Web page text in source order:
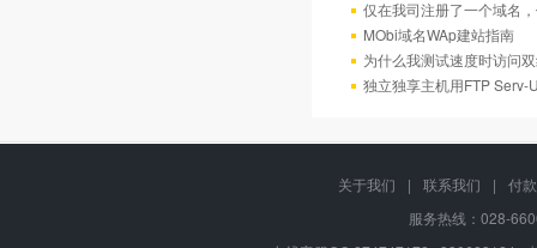
仅在我司注册了一个域名
MObi域名WAp建站指南
为什么我测试速度时访问
独立独享主机用FTP Serv-
关于我们 | 联系我们 |
付
服务热线：028-